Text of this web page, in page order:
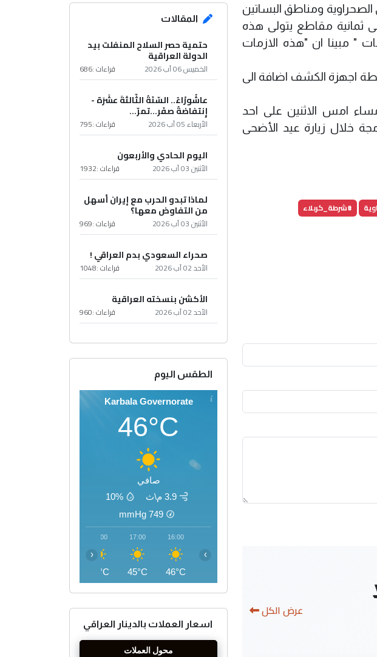
ومناطق البساتين
ثمانية مقاطع يتولى هذه
" مبينا ان "هذه الازمات
اجهزة الكشف اضافة الى
امس الاثنين على احد
خلال زيارة عيد الأضحى
#شرطة_كربلاء
عرض الكل
المقالات
حتمية حصر السلاح المنفلت بيد
الدولة العراقية
الخميس 06 آب 2026 قراءات :686
عاشُورْاءُ.. السّنَةُ الثّالثةَ عشَرَة -
إِنتفاضةُ صفَر…تمرّ...
الأربعاء 05 آب 2026 قراءات :795
اليوم الحادي والأربعون
الأثنين 03 آب 2026 قراءات :1932
لماذا تبدو الحرب مع إيران أسهل
من التفاوض معها؟
الأثنين 03 آب 2026 قراءات :969
صحراء السعودي بدم العراقي !
الأحد 02 آب 2026 قراءات :1048
الأكشن بنسخته العراقية
الأحد 02 آب 2026 قراءات :960
الطقس اليوم
Karbala Governorate
46°C
صافي
3.9 م\ث
10%
749
mmHg
16:00
46°C
17:00
45°C
18:00
44°C
‹ ›
اسعار العملات بالدينار العراقي